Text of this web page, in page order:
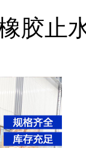
胶止